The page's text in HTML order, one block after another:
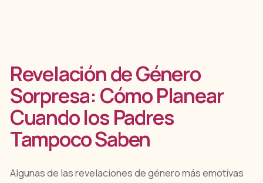
Revelación de Género
Sorpresa: Cómo Planear
Cuando los Padres
Tampoco Saben
Algunas de las revelaciones de género más emotivas